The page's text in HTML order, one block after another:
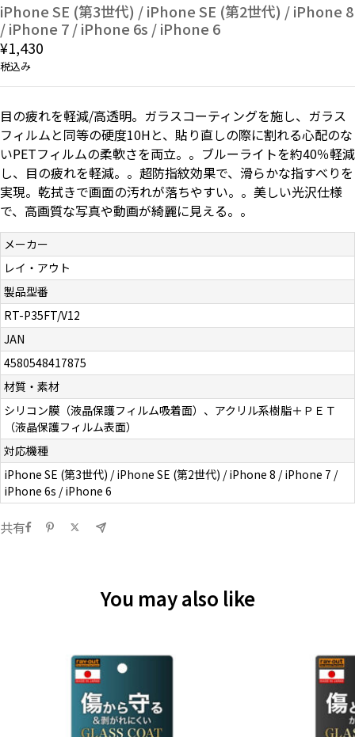
お知らせ
お問い合わせ（一般の皆様）
お問い合わせ（企業様）
プライバシーポリシー
iPhone SE (第3世代) / iPhone SE (第2世代) / iPhone 8
/ iPhone 7 / iPhone 6s / iPhone 6
¥1,430
税込み
目の疲れを軽減/高透明。ガラスコーティングを施し、ガラス
フィルムと同等の硬度10Hと、貼り直しの際に割れる心配のな
いPETフィルムの柔軟さを両立。。ブルーライトを約40％軽減
し、目の疲れを軽減。。超防指紋効果で、滑らかな指すべりを
実現。乾拭きで画面の汚れが落ちやすい。。美しい光沢仕様
で、高画質な写真や動画が綺麗に見える。。
メーカー
レイ・アウト
製品型番
RT-P35FT/V12
JAN
4580548417875
材質・素材
シリコン膜（液晶保護フィルム吸着面）、アクリル系樹脂＋ＰＥＴ
（液晶保護フィルム表面）
対応機種
iPhone SE (第3世代) / iPhone SE (第2世代) / iPhone 8 / iPhone 7 /
iPhone 6s / iPhone 6
共有
You may also like